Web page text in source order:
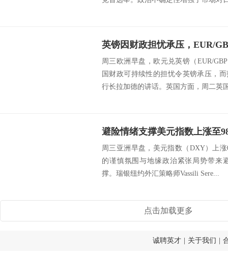
周三欧洲早盘，欧元兑英镑（EUR/
国财政可持续性的担忧令英镑承压，
行长拉加德的讲话。英国方面，周二英
周三亚洲早盘，美元指数（DXY）上
的谨慎氛围与地缘政治紧张局势带来
撑。瑞银纽约外汇策略师Vassili Sere...
点击加载更多
诚聘英才 关于我们